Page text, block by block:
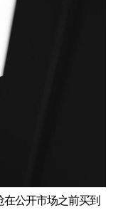
公开市场之前买到